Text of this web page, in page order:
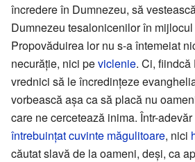
încredere în Dumnezeu, să
Dumnezeu tesalonicenilor în
Propovăduirea lor nu s-a întemeiat
necurăţie, nici peviclenie. Ci,
vrednici să le încredinţeze
vorbească aşa ca să placă nu
care ne cercetează inima. Într-
întrebuinţat cuvinte măgulitoare, nici
căutat slavă de la oameni, deşi, ca